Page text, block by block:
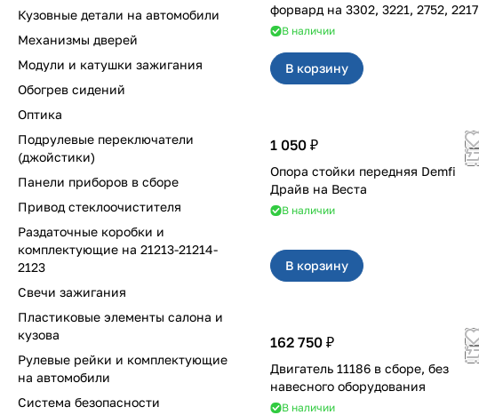
форвард на 3302, 3221, 2752, 2217
В наличии
В корзину
1 050 ₽
Опора стойки передняя Demfi
Драйв на Веста
В наличии
В корзину
162 750 ₽
Двигатель 11186 в сборе, без
навесного оборудования
В наличии
Кузовные детали на автомобили
Механизмы дверей
Модули и катушки зажигания
Обогрев сидений
Оптика
Подрулевые переключатели
(джойстики)
Панели приборов в сборе
Привод стеклоочистителя
Раздаточные коробки и
комплектующие на 21213-21214-
2123
Свечи зажигания
Пластиковые элементы салона и
кузова
Рулевые рейки и комплектующие
на автомобили
Система безопасности